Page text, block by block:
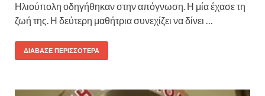
Ηλιούπολη οδηγήθηκαν στην απόγνωση. Η μία έχασε τη
ζωή της. Η δεύτερη μαθήτρια συνεχίζει να δίνει …
ΔΙΆΒΑΣΕ ΠΕΡΙΣΣΌΤΕΡΑ